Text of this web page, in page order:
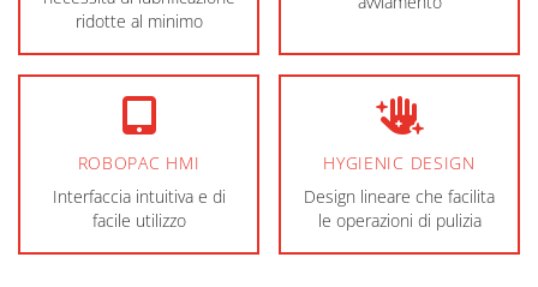
ridotte al minimo
ROBOPAC HMI
Interfaccia intuitiva e di
facile utilizzo
HYGIENIC DESIGN
Design lineare che facilita
le operazioni di pulizia